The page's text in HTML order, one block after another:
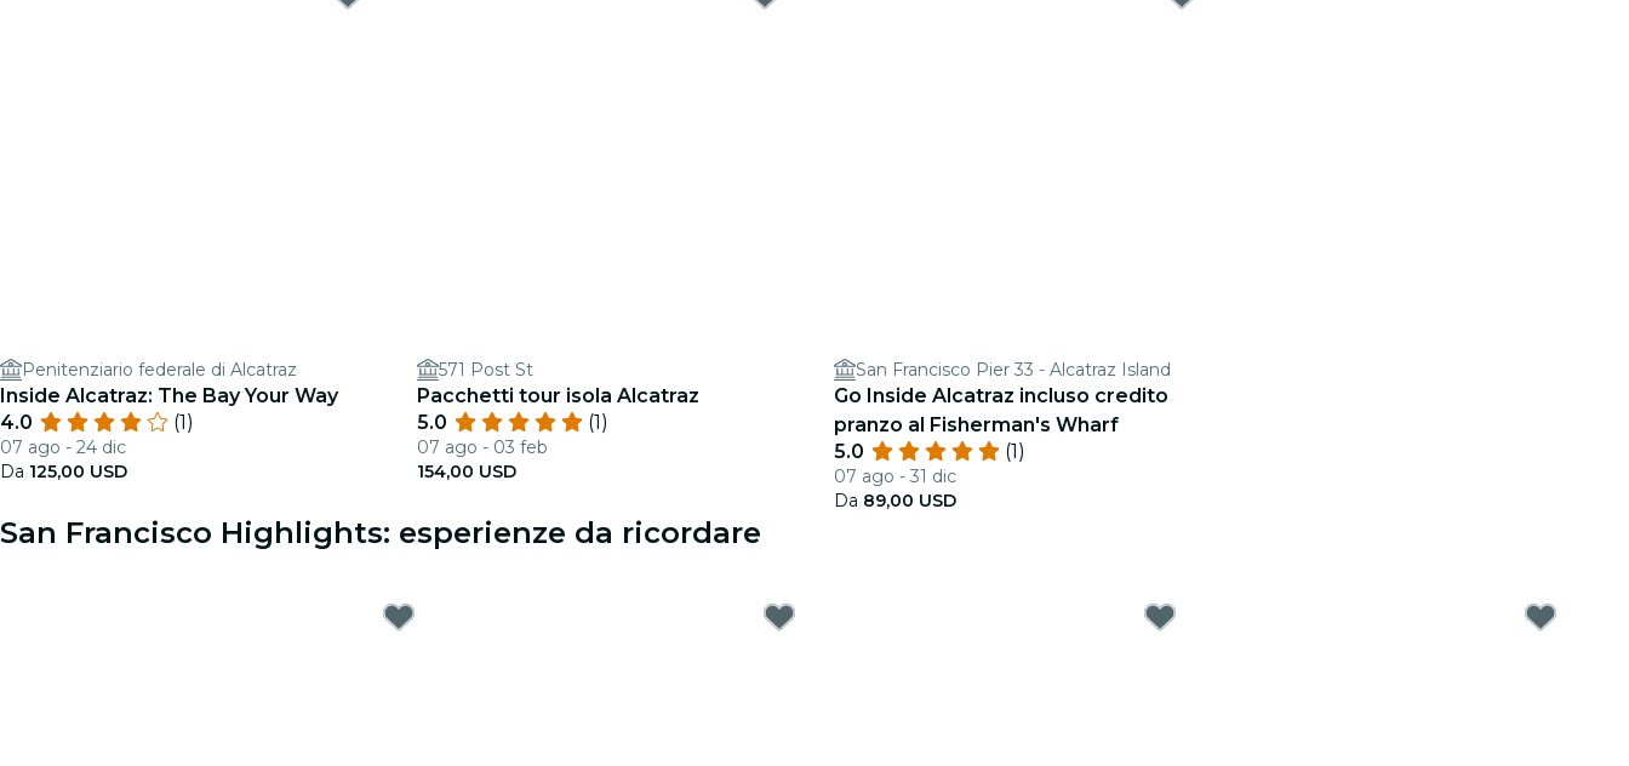
Penitenziario federale di Alcatraz
Inside Alcatraz: The Bay Your Way
4.0
(1)
07 ago - 24 dic
Da 125,00 USD
571 Post St
Pacchetti tour isola Alcatraz
5.0
(1)
07 ago - 03 feb
154,00 USD
San Francisco Pier 33 - Alcatraz Island
Go Inside Alcatraz incluso credito
pranzo al Fisherman's Wharf
5.0
(1)
07 ago - 31 dic
Da 89,00 USD
San Francisco Highlights: esperienze da ricordare